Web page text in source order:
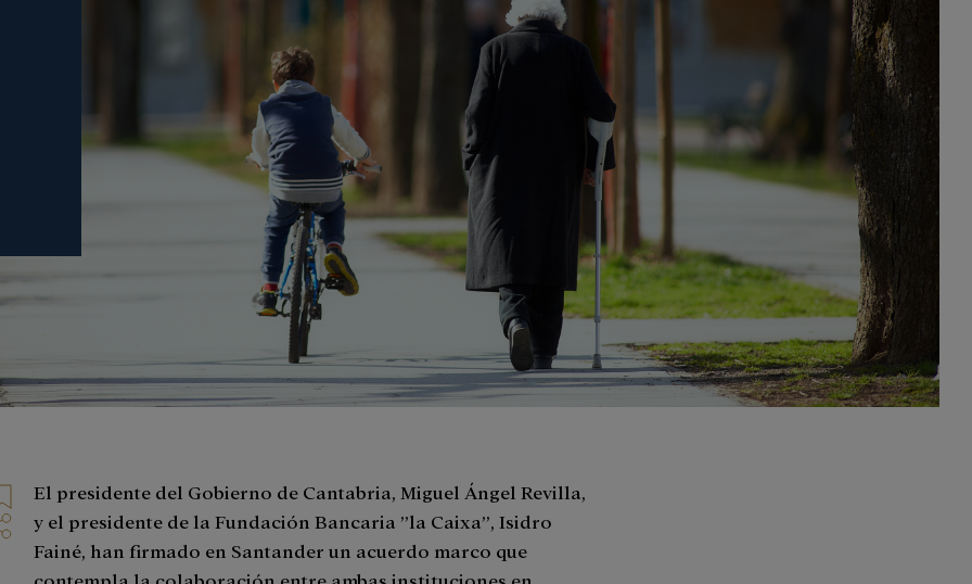
El presidente del Gobierno de Cantabria, Miguel Ángel Revilla,
y el presidente de la Fundación Bancaria ”la Caixa”, Isidro
Fainé, han firmado en Santander un acuerdo marco que